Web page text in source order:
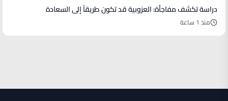
دراسة تكشف مفاجأة: العزوبية قد تكون طريقاً إلى السعادة
منذ 1 ساعة